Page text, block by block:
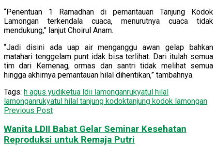
“Penentuan 1 Ramadhan di pemantauan Tanjung Kodok
Lamongan terkendala cuaca, menurutnya cuaca tidak
mendukung,” lanjut Choirul Anam.
“Jadi disini ada uap air menganggu awan gelap bahkan
matahari tenggelam punt idak bisa terlihat. Dari itulah semua
tim dari Kemenag, ormas dan santri tidak melihat semua
hingga akhirnya pemantauan hilal dihentikan,” tambahnya.
Tags: h agus yudiketua ldii lamonganrukyatul hilal
lamonganrukyatul hilal tanjung kodoktanjung kodok lamongan
Previous Post
Wanita LDII Babat Gelar Seminar Kesehatan
Reproduksi untuk Remaja Putri